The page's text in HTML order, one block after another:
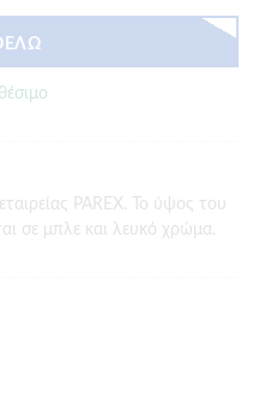
PAREX. Το ύψος του
σε μπλε και λευκό χρώμα.